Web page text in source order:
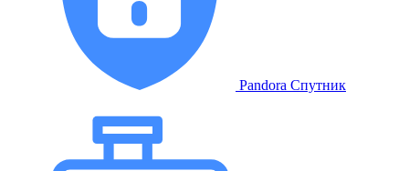
Pandora Спутник